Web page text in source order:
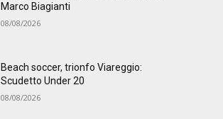
Marco Biagianti
08/08/2026
Beach soccer, trionfo Viareggio:
Scudetto Under 20
08/08/2026